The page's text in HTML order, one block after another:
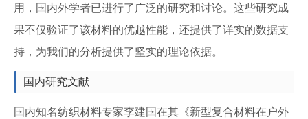
用，国内外学者已进行了广泛的研究和讨论。这些研究成
果不仅验证了该材料的优越性能，还提供了详实的数据支
持，为我们的分析提供了坚实的理论依据。
国内研究文献
国内知名纺织材料专家李建国在其《新型复合材料在户外